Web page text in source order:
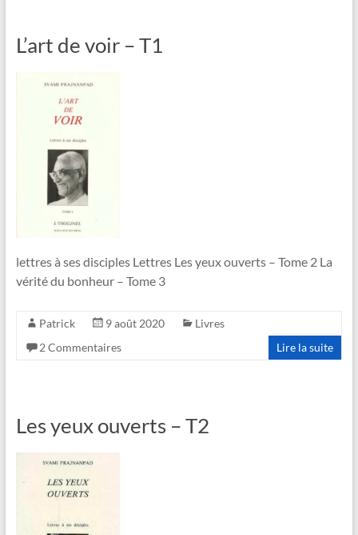
L’art de voir – T1
lettres à ses disciples Lettres Les yeux ouverts – Tome 2 La
vérité du bonheur – Tome 3
Patrick 9 août 2020
Livres
2 Commentaires
Lire la suite
Les yeux ouverts – T2